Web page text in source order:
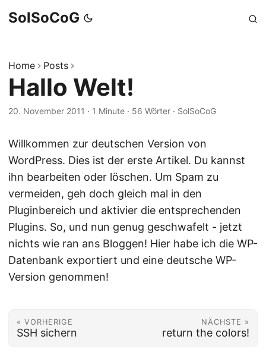
SolSoCoG
Home Posts
Hallo Welt!
20. November 2011 · 1 Minute · 56 Wörter · SolSoCoG
Willkommen zur deutschen Version von
WordPress. Dies ist der erste Artikel. Du kannst
ihn bearbeiten oder löschen. Um Spam zu
vermeiden, geh doch gleich mal in den
Pluginbereich und aktivier die entsprechenden
Plugins. So, und nun genug geschwafelt - jetzt
nichts wie ran ans Bloggen! Hier habe ich die WP-
Datenbank exportiert und eine deutsche WP-
Version genommen!
« VORHERIGE
SSH sichern
NÄCHSTE »
return the colors!